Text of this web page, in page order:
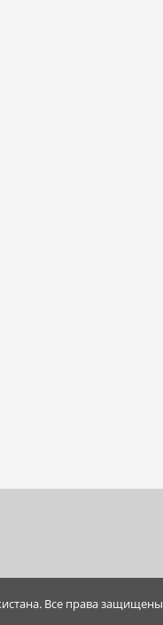
Все права защищены